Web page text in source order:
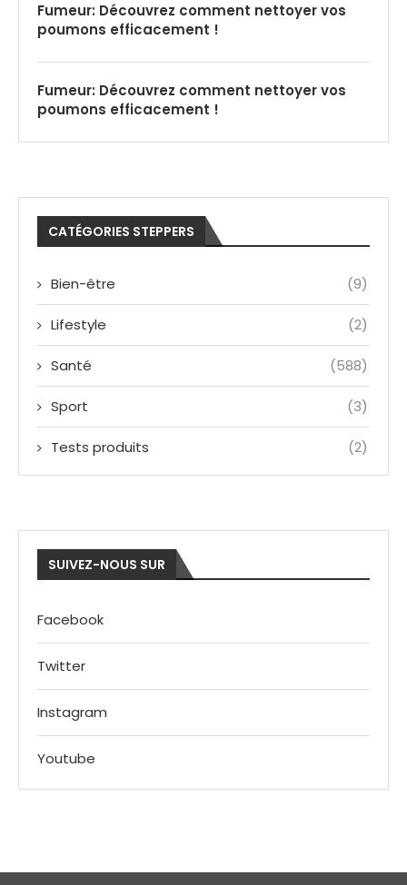
Fumeur: Découvrez comment nettoyer vos
poumons efficacement !
Fumeur: Découvrez comment nettoyer vos
poumons efficacement !
CATÉGORIES STEPPERS
Bien-être (9)
Lifestyle (2)
Santé (588)
Sport (3)
Tests produits (2)
SUIVEZ-NOUS SUR
Facebook
Twitter
Instagram
Youtube